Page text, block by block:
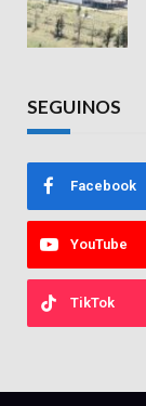
SEGUINOS
Facebook
YouTube
TikTok